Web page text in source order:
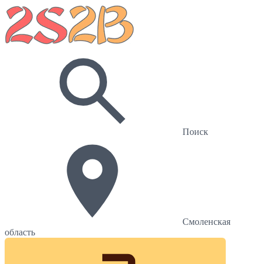
Поиск
Смоленская
область